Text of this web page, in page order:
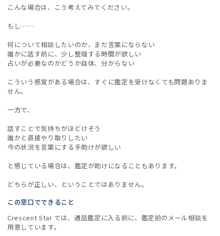
こんな場合は、こう考えてみてください。
もし……
何について相談したいのか、まだ言葉にならない
誰かに話す前に、少し整理する時間が欲しい
占いが必要なのかどうか自体、分からない
こういう感覚がある場合は、すぐに鑑定を受けなくても問題ありま
せん。
一方で、
話すことで気持ちがほどけそう
誰かと直接やり取りしたい
今の状況を言葉にする手助けが欲しい
と感じている場合は、鑑定が助けになることもあります。
どちらが正しい、ということではありません。
この窓口でできること
Crescent Star では、通話鑑定に入る前に、鑑定前のメール相談を
用意しています。